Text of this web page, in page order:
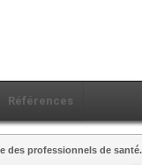
Références
des professionnels de santé.